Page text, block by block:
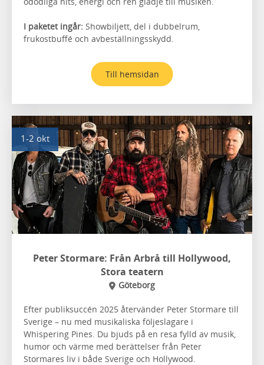
I paketet ingår: Showbiljett, del i dubbelrum,
frukostbuffé och avbeställningsskydd.
Till hemsidan
1-2 okt
Peter Stormare: Från Arbrå till Hollywood,
Stora teatern
Göteborg
Efter publiksuccén 2025 återvänder Peter Stormare till
Sverige – nu med musikaliska följeslagare i
Whispering Pines. Du bjuds på en resa fylld av musik,
humor och värme med berättelser från Peter
Stormares liv i både Sverige och Hollywood.